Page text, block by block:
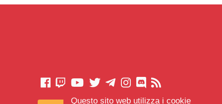
Questo sito web utilizza i cookie